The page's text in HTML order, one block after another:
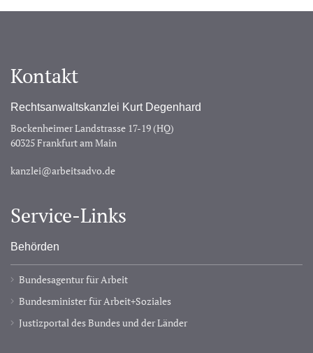
Kontakt
Rechtsanwaltskanzlei Kurt Degenhard
Bockenheimer Landstrasse 17-19 (HQ)
60325 Frankfurt am Main
kanzlei@arbeitsadvo.de
Service-Links
Behörden
Bundesagentur für Arbeit
Bundesminister für Arbeit+Soziales
Justizportal des Bundes und der Länder